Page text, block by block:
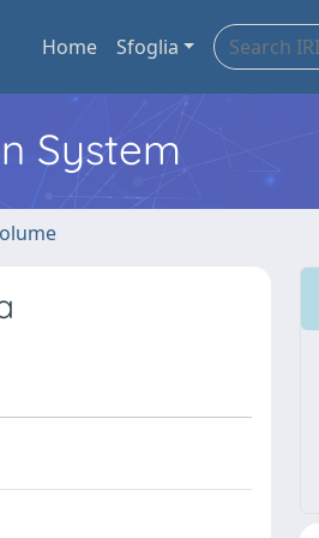
Home Sfoglia
System